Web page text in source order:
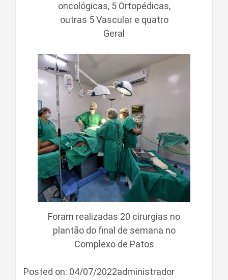
oncológicas, 5 Ortopédicas,
outras 5 Vascular e quatro
Geral
Foram realizadas 20 cirurgias no
plantão do final de semana no
Complexo de Patos
Posted on: 04/07/2022administrador